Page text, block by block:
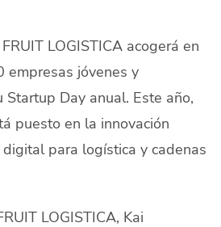
LOGISTICA acogerá en
jóvenes y
Day anual. Este año,
puesto en la innovación
para logística y cadenas
LOGISTICA, Kai